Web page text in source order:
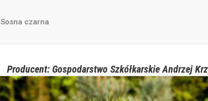
Sosna czarna
Producent: Gospodarstwo Szkółkarskie Andrzej